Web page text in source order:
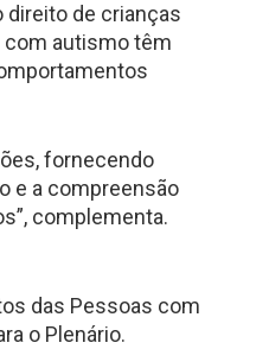
direito de crianças
com autismo têm
fornecendo
e a compreensão
complementa.
das Pessoas com
o Plenário.